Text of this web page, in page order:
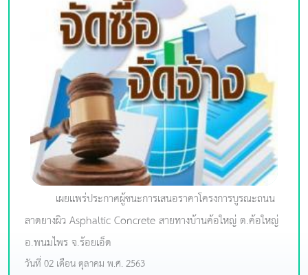
เผยแพร่ประกาศผู้ชนะการเสนอราคาโครงการบูรณะถนน
ลาดยางผิว Asphaltic Concrete สายทางบ้านค้อใหญ่ ต.ค้อใหญ่
อ.พนมไพร จ.ร้อยเอ็ด
วันที่ 02 เดือน ตุลาคม พ.ศ. 2563